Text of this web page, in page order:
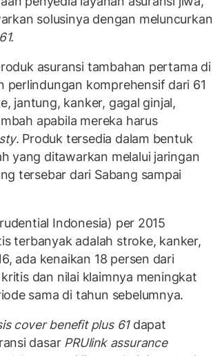
solusinya dengan meluncurkan
asuransi tambahan pertama di
perlindungan komprehensif dari 61
jantung, kanker, gagal ginjal,
apabila mereka harus
. Produk tersedia dalam bentuk
yang ditawarkan melalui jaringan
tersebar dari Sabang sampai
Indonesia) per 2015
terbanyak adalah stroke, kanker,
ada kenaikan 18 persen dari
dan nilai klaimnya meningkat
sama di tahun sebelumnya.
cover benefit plus 61dapat
dasar PRUlink assurance